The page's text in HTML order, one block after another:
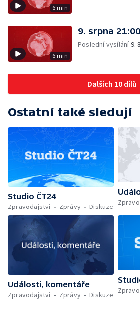
6 min
6 min
9. srpna 21:00
Poslední vysílání9.
Dalších 10 dílů
Ostatní také sledují
Studio ČT24
Zpravodajství
Zprávy Diskuze
Události, komentáře
Zpravodajství
Zprávy Diskuze